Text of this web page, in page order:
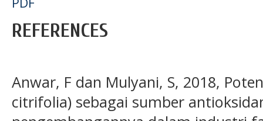
REFERENCES
Anwar, F dan Mulyani, S, 2018,
citrifolia) sebagai sumber